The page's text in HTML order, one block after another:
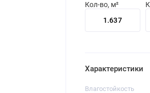
Кол-во, м²
Характеристики
Влагостойкость